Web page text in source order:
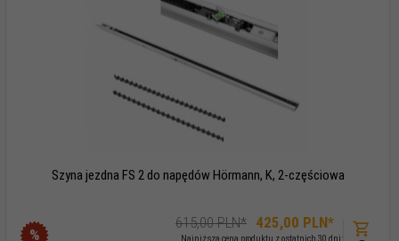
%
425,00 PLN*
615,00 PLN*
Najniższa cena produktu z ostatnich 30 dni:
Szyna jezdna FS 2 do napędów Hörmann, K, 2-częściowa